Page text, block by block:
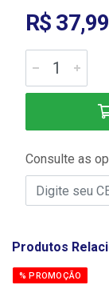
R$ 37,99
Consulte as
Produtos
% PROMOÇÃO